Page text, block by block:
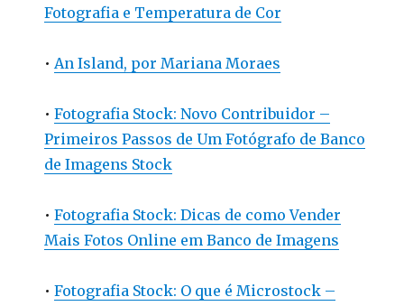
Fotografia e Temperatura de Cor
•An Island, por Mariana Moraes
•Fotografia Stock: Novo Contribuidor –
Primeiros Passos de Um Fotógrafo de Banco
de Imagens Stock
•Fotografia Stock: Dicas de como Vender
Mais Fotos Online em Banco de Imagens
•Fotografia Stock: O que é Microstock –